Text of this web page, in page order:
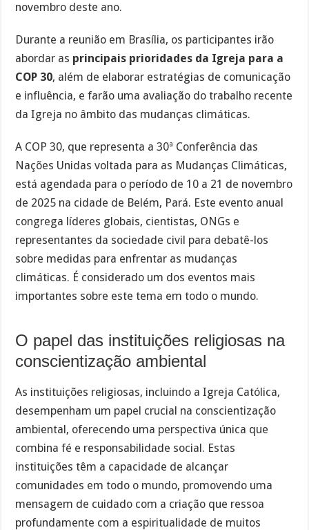
novembro deste ano.
Durante a reunião em Brasília, os participantes irão
abordar as principais prioridades da Igreja para a
COP 30, além de elaborar estratégias de comunicação
e influência, e farão uma avaliação do trabalho recente
da Igreja no âmbito das mudanças climáticas.
A COP 30, que representa a 30ª Conferência das
Nações Unidas voltada para as Mudanças Climáticas,
está agendada para o período de 10 a 21 de novembro
de 2025 na cidade de Belém, Pará. Este evento anual
congrega líderes globais, cientistas, ONGs e
representantes da sociedade civil para debatê-los
sobre medidas para enfrentar as mudanças
climáticas. É considerado um dos eventos mais
importantes sobre este tema em todo o mundo.
O papel das instituições religiosas na
conscientização ambiental
As instituições religiosas, incluindo a Igreja Católica,
desempenham um papel crucial na conscientização
ambiental, oferecendo uma perspectiva única que
combina fé e responsabilidade social. Estas
instituições têm a capacidade de alcançar
comunidades em todo o mundo, promovendo uma
mensagem de cuidado com a criação que ressoa
profundamente com a espiritualidade de muitos